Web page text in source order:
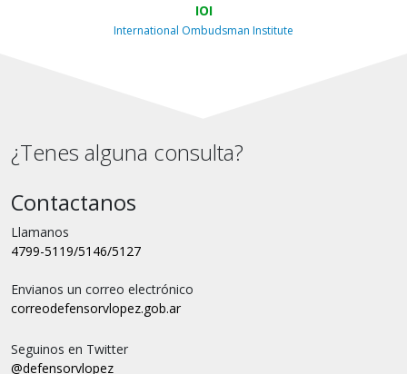
IOI
International Ombudsman Institute
¿Tenes alguna consulta?
Contactanos
Llamanos
4799-5119/5146/5127
Envianos un correo electrónico
correodefensorvlopez.gob.ar
Seguinos en Twitter
@defensorvlopez